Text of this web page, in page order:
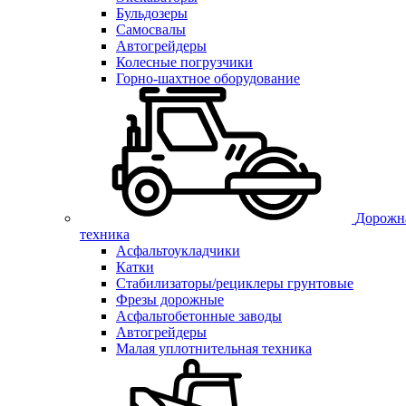
Бульдозеры
Самосвалы
Автогрейдеры
Колесные погрузчики
Горно-шахтное оборудование
техника
Асфальтоукладчики
Катки
Стабилизаторы/рециклеры грунтовые
Фрезы дорожные
Асфальтобетонные заводы
Автогрейдеры
Малая уплотнительная техника